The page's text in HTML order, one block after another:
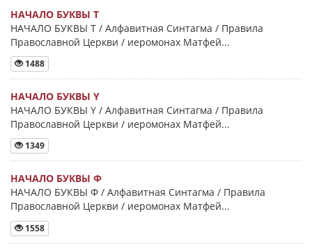
НАЧАЛО БУКВЫ Τ
НАЧАЛО БУКВЫ Τ / Алфавитная Синтагма / Правила
Православной Церкви / иеромонах Матфей...
1488
НАЧАЛО БУКВЫ Y
НАЧАЛО БУКВЫ Y / Алфавитная Синтагма / Правила
Православной Церкви / иеромонах Матфей...
1349
НАЧАЛО БУКВЫ Φ
НАЧАЛО БУКВЫ Φ / Алфавитная Синтагма / Правила
Православной Церкви / иеромонах Матфей...
1558